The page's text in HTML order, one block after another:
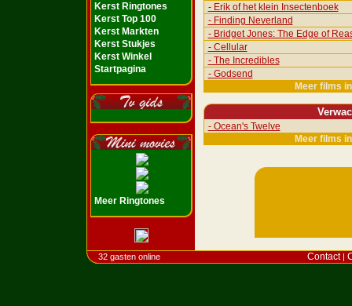
Kerst Ringtones
Kerst Top 100
Kerst Markten
Kerst Stukjes
Kerst Winkel
Startpagina
Meer Ringtones
- Erik of het klein Insectenboek
- Finding Neverland
- Bridget Jones: The Edge of
- Cellular
- The Incredibles
- Godsend
Meer films
- Ocean's Twelve
Meer films
32 gasten online Contact|